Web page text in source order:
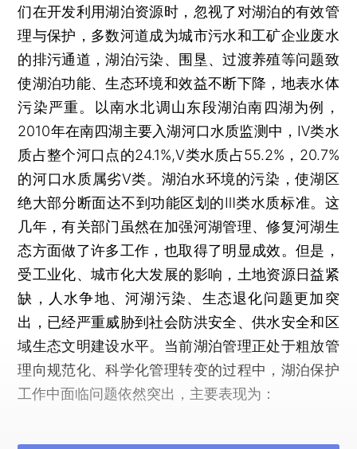
们在开发利用湖泊资源时，忽视了对湖泊的有效管
理与保护，多数河道成为城市污水和工矿企业废水
的排污通道，湖泊污染、围垦、过渡养殖等问题致
使湖泊功能、生态环境和效益不断下降，地表水体
污染严重。以南水北调山东段湖泊南四湖为例，
2010年在南四湖主要入湖河口水质监测中，Ⅳ类水
质占整个河口点的24.1%,Ⅴ类水质占55.2%，20.7%
的河口水质属劣Ⅴ类。湖泊水环境的污染，使湖区
绝大部分断面达不到功能区划的Ⅲ类水质标准。这
几年，有关部门虽然在加强河湖管理、修复河湖生
态方面做了许多工作，也取得了明显成效。但是，
受工业化、城市化大发展的影响，土地资源日益紧
缺，人水争地、河湖污染、生态退化问题更加突
出，已经严重威胁到社会防洪安全、供水安全和区
域生态文明建设水平。当前湖泊管理正处于粗放管
理向规范化、科学化管理转变的过程中，湖泊保护
工作中面临问题依然突出，主要表现为：